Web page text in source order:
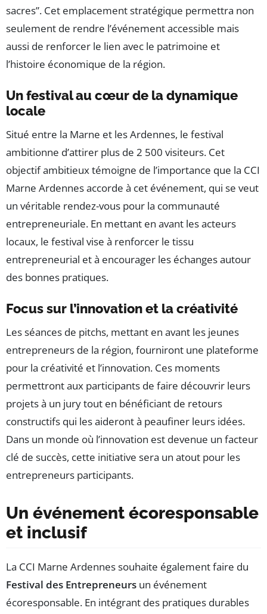
sacres”. Cet emplacement stratégique permettra non
seulement de rendre l’événement accessible mais
aussi de renforcer le lien avec le patrimoine et
l’histoire économique de la région.
Un festival au cœur de la dynamique
locale
Situé entre la Marne et les Ardennes, le festival
ambitionne d’attirer plus de 2 500 visiteurs. Cet
objectif ambitieux témoigne de l’importance que la CCI
Marne Ardennes accorde à cet événement, qui se veut
un véritable rendez-vous pour la communauté
entrepreneuriale. En mettant en avant les acteurs
locaux, le festival vise à renforcer le tissu
entrepreneurial et à encourager les échanges autour
des bonnes pratiques.
Focus sur l’innovation et la créativité
Les séances de pitchs, mettant en avant les jeunes
entrepreneurs de la région, fourniront une plateforme
pour la créativité et l’innovation. Ces moments
permettront aux participants de faire découvrir leurs
projets à un jury tout en bénéficiant de retours
constructifs qui les aideront à peaufiner leurs idées.
Dans un monde où l’innovation est devenue un facteur
clé de succès, cette initiative sera un atout pour les
entrepreneurs participants.
Un événement écoresponsable
et inclusif
La CCI Marne Ardennes souhaite également faire du
Festival des Entrepreneurs un événement
écoresponsable. En intégrant des pratiques durables